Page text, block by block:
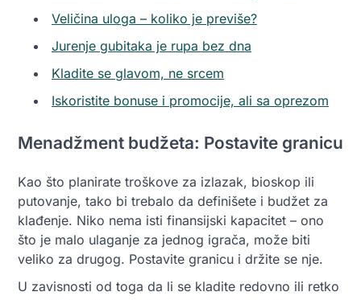
Veličina uloga – koliko je previše?
Jurenje gubitaka je rupa bez dna
Kladite se glavom, ne srcem
Iskoristite bonuse i promocije, ali sa oprezom
Menadžment budžeta: Postavite granicu
Kao što planirate troškove za izlazak, bioskop ili
putovanje, tako bi trebalo da definišete i budžet za
klađenje. Niko nema isti finansijski kapacitet – ono
što je malo ulaganje za jednog igrača, može biti
veliko za drugog. Postavite granicu i držite se nje.
U zavisnosti od toga da li se kladite redovno ili retko